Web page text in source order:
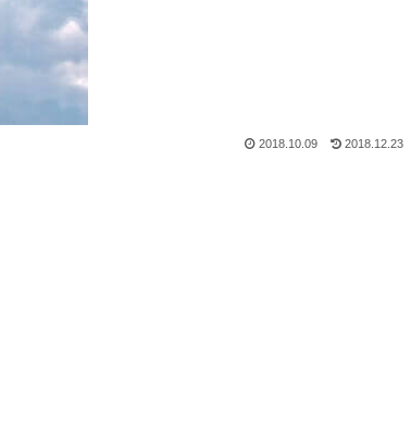
2018.10.09 2018.12.23